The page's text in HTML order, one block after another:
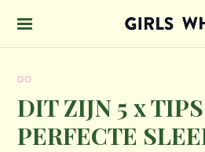
DO
DIT ZIJN 5 x
PERFECTE